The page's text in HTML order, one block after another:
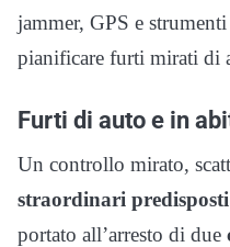
jammer, GPS e
pianificare furti mirati di
Furti di auto e in
Un controllo mirato,
straordinari predisposti
portato all’arresto di due